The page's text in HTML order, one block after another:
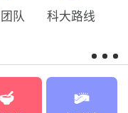
队 科大路线